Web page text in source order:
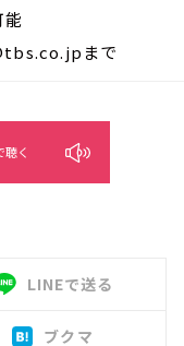
能
まで
聴く
LINEで送る
ブクマ